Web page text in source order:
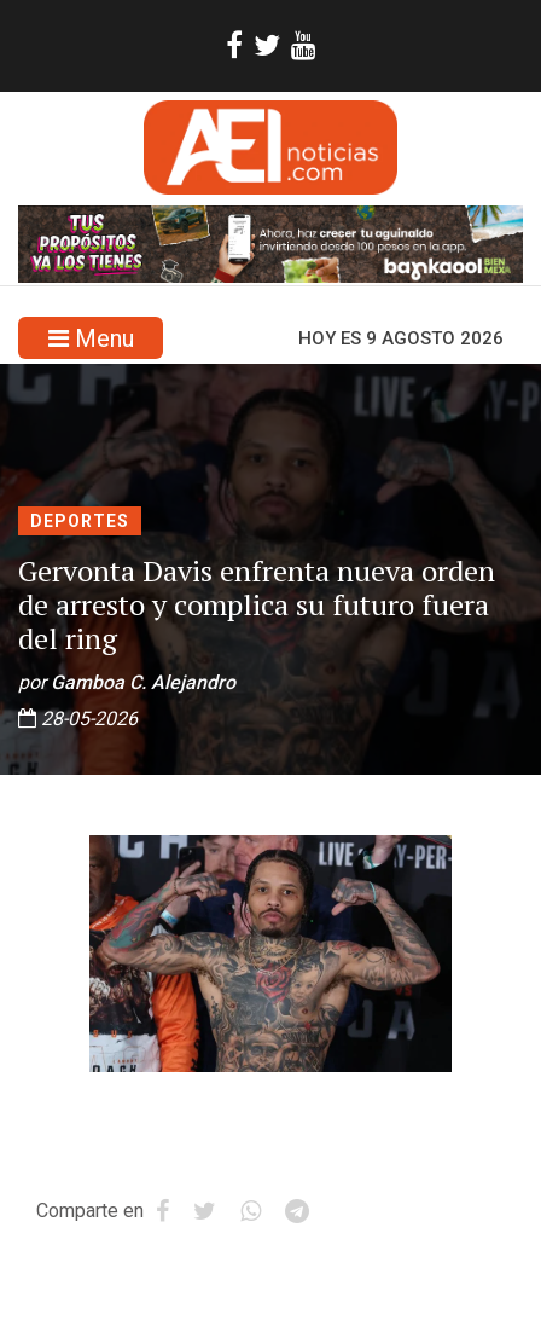
Menu HOY ES 9 AGOSTO 2026
DEPORTES
Gervonta Davis enfrenta nueva orden
de arresto y complica su futuro fuera
del ring
porGamboa C. Alejandro
28-05-2026
Comparte en